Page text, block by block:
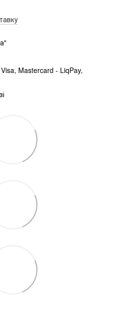
Mastercard - LiqPay,